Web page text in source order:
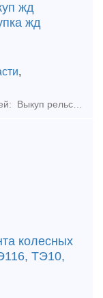
жд
жд
,
Производим выкуп жд запчастей, жд путей: Выкуп рельс, Колесные пары бу, Накладки Подкладки под рельс новые и бу. Болты, костыли, шайбы, клемма пк, шурупы. Выкупаем рельсы железнодорожные, трамвайные
колесных
ТЭ10,